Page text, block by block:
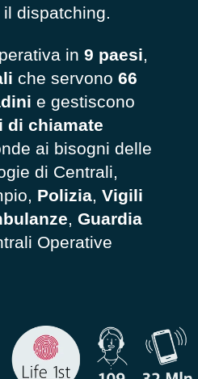
il dispatching.
in 9 paesi,
che servono 66
e gestiscono
di chiamate
ai bisogni delle
di Centrali,
Polizia, Vigili
, Guardia
Operative